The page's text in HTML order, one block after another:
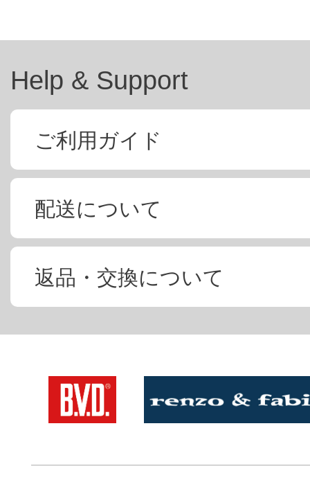
Help & Support
ご利用ガイド
配送について
返品・交換について